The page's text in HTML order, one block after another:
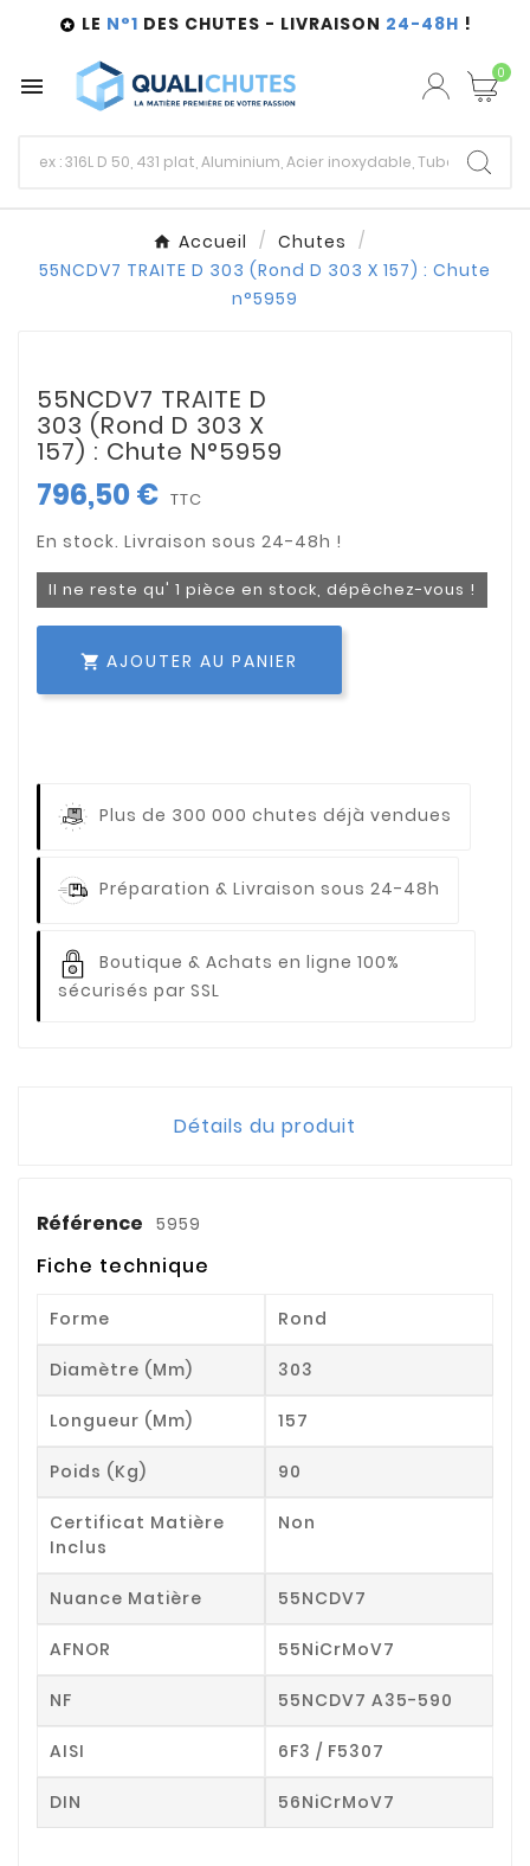
 LE N°1 DES CHUTES - LIVRAISON 24-48H !
 0
Accueil
Chutes
55NCDV7 TRAITE D 303 (Rond D 303 X 157) : Chute
n°5959
55NCDV7 TRAITE D
303 (Rond D 303 X
157) : Chute N°5959
796,50 € TTC
Il ne reste qu' 1 pièce en stock, dépêchez-vous !
 AJOUTER AU PANIER
Plus de 300 000 chutes déjà vendues
Préparation & Livraison sous 24-48h
Boutique & Achats en ligne 100%
sécurisés par SSL
Détails du produit
Référence 5959
Fiche technique
Forme Rond
Diamètre (mm) 303
Longueur (mm) 157
Poids (kg) 90
Certificat Matière
Inclus
Non
Nuance Matière 55NCDV7
AFNOR 55NiCrMoV7
NF 55NCDV7 A35-590
AISI 6F3 / F5307
DIN 56NiCrMoV7